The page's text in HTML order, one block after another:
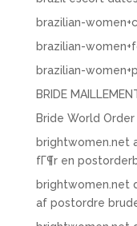
brazilian-
brazilian-
brazilian-
BRIDE
Bride World Order
brightwomen.net
fГ¶r en
brightwomen.net
af postordre